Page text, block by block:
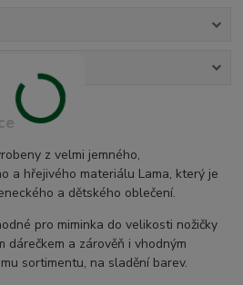
z velmi jemného,
a hřejivého materiálu Lama, který je
a dětského oblečení.
pro miminka do velikosti nožičky
dárečkem a zárověň i vhodným
sortimentu, na sladění barev.